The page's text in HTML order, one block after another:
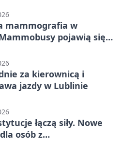
mammografia w
pojawią się
za kierownicą i
jazdy w Lublinie
łączą siły. Nowe
osób z